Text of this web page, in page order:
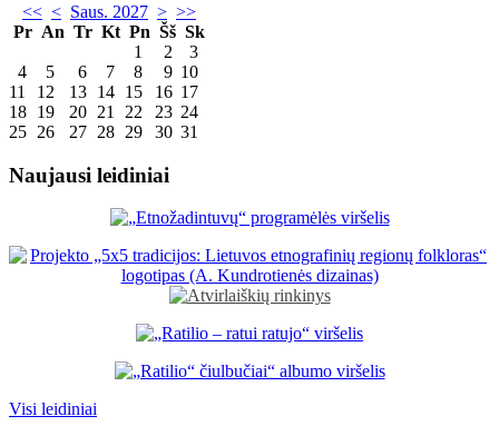
<< < Saus. 2027 > >>
Pr An Tr Kt Pn Šš Sk
1
2
3
4
5 6 7 8 9 10
11
12 13 14 15 16 17
18 19 20 21 22 23 24
25 26 27 28 29 30 31
Naujausi leidiniai
Visi leidiniai